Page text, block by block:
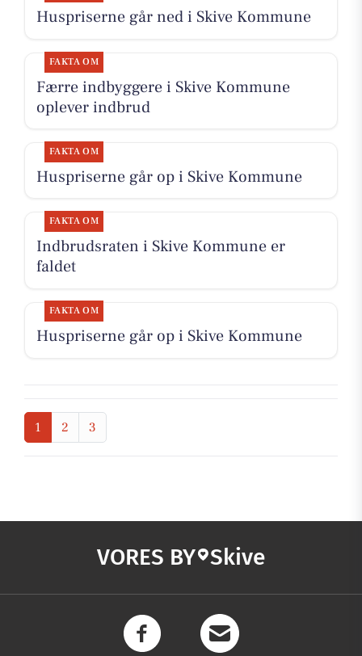
Huspriserne går ned i Skive Kommune
FAKTA OM
Færre indbyggere i Skive Kommune
oplever indbrud
FAKTA OM
Huspriserne går op i Skive Kommune
FAKTA OM
Indbrudsraten i Skive Kommune er
faldet
FAKTA OM
Huspriserne går op i Skive Kommune
1 2 3
VORES BY Skive